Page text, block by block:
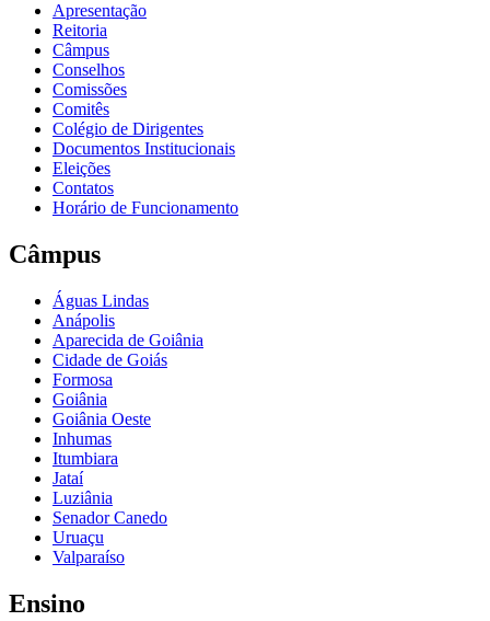
Apresentação
Reitoria
Câmpus
Conselhos
Comissões
Comitês
Colégio de Dirigentes
Documentos Institucionais
Eleições
Contatos
Horário de Funcionamento
Câmpus
Águas Lindas
Anápolis
Aparecida de Goiânia
Cidade de Goiás
Formosa
Goiânia
Goiânia Oeste
Inhumas
Itumbiara
Jataí
Luziânia
Senador Canedo
Uruaçu
Valparaíso
Ensino